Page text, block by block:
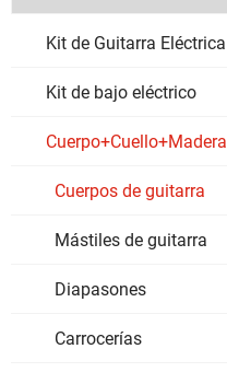
Kit de Guitarra Eléctrica
Kit de bajo eléctrico
Cuerpo+Cuello+Madera
Cuerpos de guitarra
Mástiles de guitarra
Diapasones
Carrocerías